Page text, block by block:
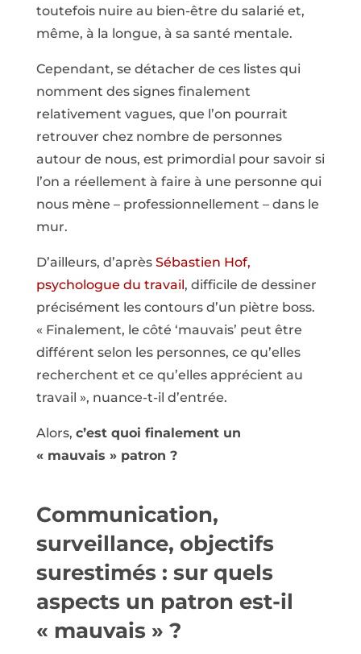
toutefois nuire au bien-être du salarié et,
même, à la longue, à sa santé mentale.
Cependant, se détacher de ces listes qui
nomment des signes finalement
relativement vagues, que l’on pourrait
retrouver chez nombre de personnes
autour de nous, est primordial pour savoir si
l’on a réellement à faire à une personne qui
nous mène – professionnellement – dans le
mur.
D’ailleurs, d’après Sébastien Hof,
psychologue du travail, difficile de dessiner
précisément les contours d’un piètre boss.
« Finalement, le côté ‘mauvais’ peut être
différent selon les personnes, ce qu’elles
recherchent et ce qu’elles apprécient au
travail », nuance-t-il d’entrée.
Alors, c’est quoi finalement un
« mauvais » patron ?
Communication,
surveillance, objectifs
surestimés : sur quels
aspects un patron est-il
« mauvais » ?